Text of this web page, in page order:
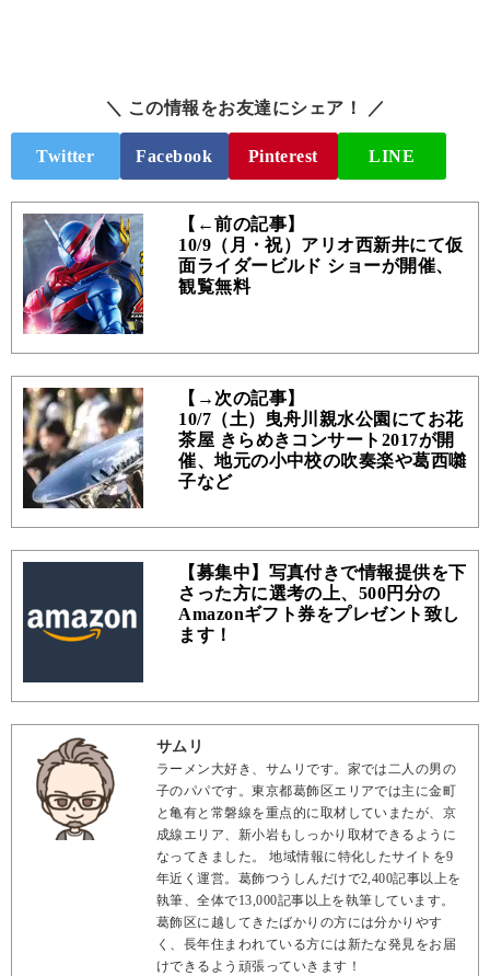
＼ この情報をお友達にシェア！ ／
Twitter Facebook Pinterest LINE
【←前の記事】
10/9（月・祝）アリオ西新井にて仮
面ライダービルド ショーが開催、
観覧無料
【→次の記事】
10/7（土）曳舟川親水公園にてお花
茶屋 きらめきコンサート2017が開
催、地元の小中校の吹奏楽や葛西囃
子など
【募集中】写真付きで情報提供を下
さった方に選考の上、500円分の
Amazonギフト券をプレゼント致し
ます！
サムリ
ラーメン大好き、サムリです。家では二人の男の
子のパパです。東京都葛飾区エリアでは主に金町
と亀有と常磐線を重点的に取材していまたが、京
成線エリア、新小岩もしっかり取材できるように
なってきました。 地域情報に特化したサイトを9
年近く運営。葛飾つうしんだけで2,400記事以上を
執筆、全体で13,000記事以上を執筆しています。
葛飾区に越してきたばかりの方には分かりやす
く、長年住まわれている方には新たな発見をお届
けできるよう頑張っていきます！